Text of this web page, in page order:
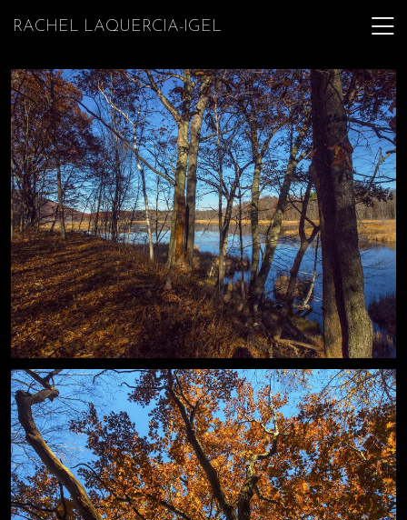
RACHEL LAQUERCIA-IGEL